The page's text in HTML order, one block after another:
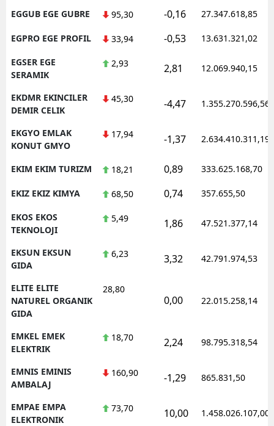
EGGUB EGE GUBRE 95,30 -0,16 27.347.618,85
EGPRO EGE PROFIL 33,94 -0,53 13.631.321,02
EGSER EGE
SERAMIK
2,93 2,81 12.069.940,15
EKDMR EKINCILER
DEMIR CELIK
45,30 -4,47 1.355.270.596,56
EKGYO EMLAK
KONUT GMYO
17,94 -1,37 2.634.410.311,19
EKIM EKIM TURIZM 18,21 0,89 333.625.168,70
EKIZ EKIZ KIMYA 68,50 0,74 357.655,50
EKOS EKOS
TEKNOLOJI
5,49 1,86 47.521.377,14
EKSUN EKSUN
GIDA
6,23 3,32 42.791.974,53
ELITE ELITE
NATUREL ORGANIK
GIDA
28,80
0,00 22.015.258,14
EMKEL EMEK
ELEKTRIK
18,70 2,24 98.795.318,54
EMNIS EMINIS
AMBALAJ
160,90 -1,29 865.831,50
EMPAE EMPA
ELEKTRONIK
73,70 10,00 1.458.026.107,00